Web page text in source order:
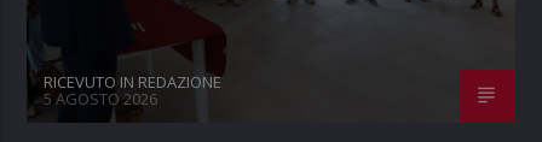
RICEVUTO IN REDAZIONE
5 AGOSTO 2026